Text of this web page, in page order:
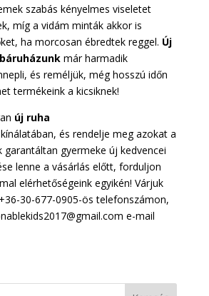
szabás kényelmes viseletet
míg a vidám minták akkor is
ha morcosan ébredtek reggel. Új
már harmadik
és reméljük, még hosszú időn
termékeink a kicsiknek!
új ruha
és rendelje meg azokat a
gyermeke új kedvencei
lenne a vásárlás előtt, forduljon
elérhetőségeink egyikén! Várjuk
30-677-0905-ös telefonszámon,
e-mail